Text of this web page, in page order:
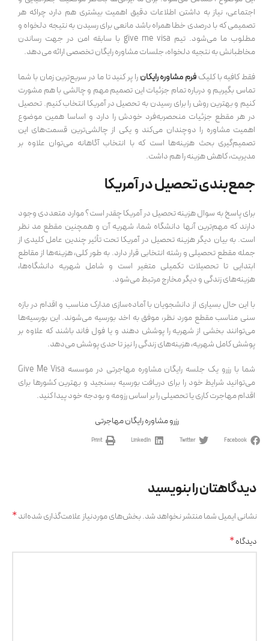
اجتماعی، نیاز به داشتن اطلاعات دقیق اهمیت بیشتری هم دارد چراکه هر
تصمیمی که با درصدی خطا همراه باشد مانعی برای رسیدن به نتیجه دلخواه و
مطلوب ما می‌شود. تیم give me visa با سابقه امن در جهت رساندن
مخاطبانش به نتجیه دلخواه، جلسات مشاوره رایگان تخصصی ارائه می‌دهد.
فقط کافیه با کلیکفرم مشاوره رایگانرا پر کنید تا ما در سریع‌ترین زمان با شما
تماس بگیریم و درباره تمام جزئیات این تصمیم مهم و چالشی با هم مشورت
کنیم و بهترین روش را برای رسیدن به تحصیل در آمریکا انتخاب کنیم. تحصیل
در هر مقطع جزئیات منحصربه‌فرد خودش را دارد و اساسا همین موضوع
اهمیت مشاوره را دوچندان می‌کند و یکی از چالشی‌ترین قسمت‌های این
تصمیم‌گیری بحث هزینه‌ها است که با انتخاب آگاهانه می‌توان علاوه بر
مدیریت، کاهش هزینه را هم داشت.
جمع‌بندی تحصیل در آمریکا
برای پاسخ به سوال هزینه تحصیل در آمریکا چقدر است؟ موارد متعددی وجود
دارند که مهم‌ترین آنها دانشگاه شما، شهریه آن و همچنین مقطع مد نظر
است. به بیان دیگر هزینه تحصیل در آمریکا تحت تأثیر چندین عامل کلیدی از
جمله مقطع تحصیلی و رشته انتخابی قرار دارد. به طور کلی، هزینه‌ها از مقاطع
ابتدایی تا تحصیلات تکمیلی متغیر است و شامل شهریه دانشگاه‌ها،
هزینه‌های زندگی و دیگر مخارج مرتبط می‌شود.
با این حال بسیاری از دانشجویان با آماده‌سازی مدارک مناسب و اقدام در بازه
سنی مناسب مقطع مورد نظر، موفق به اخد بورسیه می‌شوند. این بورسیه‌ها
می‌توانند بخشی از شهریه را پوشش دهند و یا فول فاند باشند که علاوه بر
پوشش کامل شهریه، هزینه‌های زندگی را نیز تا حدی پوشش می‌دهد.
شما با رزرو یک جلسه رایگان مشاوره مهاجرتی در موسسه Give Me Visa
می‌توانید شرایط خود را برای دریافت بورسیه بسنجید و بهترین کشورها برای
اقدام مهاجرت کاری یا تحصیلی را بر اساس رزومه و بودجه خود پیدا کنید.
رزرو مشاوره رایگان مهاجرتی
Facebook
Twitter
LinkedIn
Print
دیدگاهتان را بنویسید
نشانی ایمیل شما منتشر نخواهد شد.بخش‌های موردنیاز علامت‌گذاری شده‌اند*
دیدگاه*